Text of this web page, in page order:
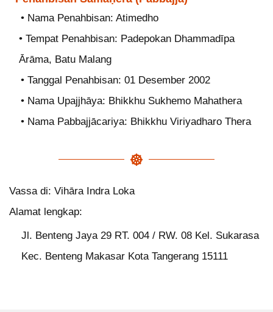
• Nama Penahbisan: Atimedho
• Tempat Penahbisan: Padepokan Dhammadīpa
Ārāma, Batu Malang
• Tanggal Penahbisan: 01 Desember 2002
• Nama Upajjhāya: Bhikkhu Sukhemo Mahathera
• Nama Pabbajjācariya: Bhikkhu Viriyadharo Thera
Vassa di: Vihāra Indra Loka
Alamat lengkap:
Jl. Benteng Jaya 29 RT. 004 / RW. 08 Kel. Sukarasa
Kec. Benteng Makasar Kota Tangerang 15111